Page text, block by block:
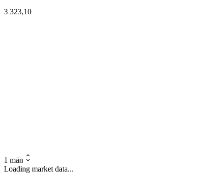
3 323,10
1 mån
Loading market data...